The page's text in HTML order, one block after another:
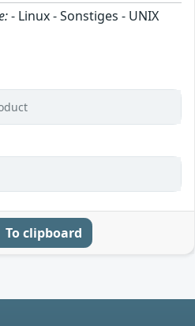
- Linux - Sonstiges - UNIX
To clipboard